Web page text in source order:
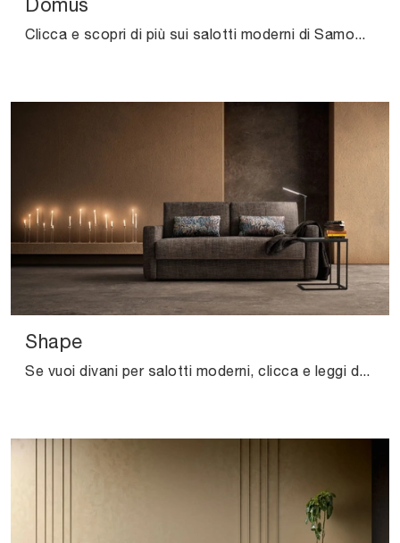
Clicca e scopri di più sui salotti moderni di Samoa! Diversi modelli di divani, come Domus, ti attendono.
Shape
Se vuoi divani per salotti moderni, clicca e leggi di più sul modello Shape in tessuto del marchio Samoa.